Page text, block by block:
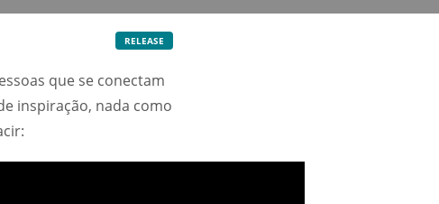
RELEASE
que se conectam
inspiração, nada como